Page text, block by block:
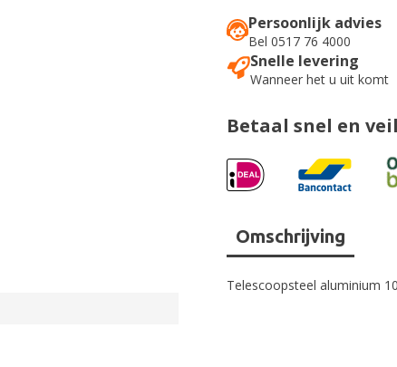
Persoonlijk advies
Bel 0517 76 4000
Snelle levering
Wanneer het u uit komt
Betaal snel en
Omschrijving
Telescoopsteel aluminium